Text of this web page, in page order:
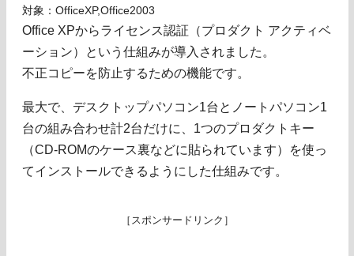
対象：OfficeXP,Office2003
Office XPからライセンス認証（プロダクト アクティベ
ーション）という仕組みが導入されました。
不正コピーを防止するための機能です。
最大で、デスクトップパソコン1台とノートパソコン1
台の組み合わせ計2台だけに、1つのプロダクトキー
（CD-ROMのケース裏などに貼られています）を使っ
てインストールできるようにした仕組みです。
［スポンサードリンク］